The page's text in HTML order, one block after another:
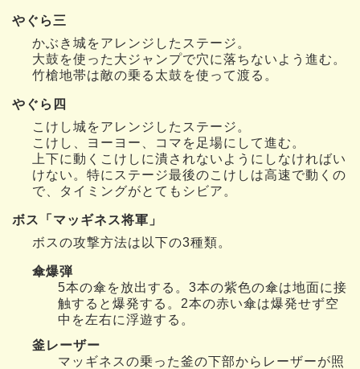
やぐら三
かぶき城をアレンジしたステージ。
大鼓を使った大ジャンプで穴に落ちないよう進む。
竹槍地帯は敵の乗る太鼓を使って渡る。
やぐら四
こけし城をアレンジしたステージ。
こけし、ヨーヨー、コマを足場にして進む。
上下に動くこけしに潰されないようにしなければい
けない。特にステージ最後のこけしは高速で動くの
で、タイミングがとてもシビア。
ボス「マッギネス将軍」
ボスの攻撃方法は以下の3種類。
傘爆弾
5本の傘を放出する。3本の紫色の傘は地面に接
触すると爆発する。2本の赤い傘は爆発せず空
中を左右に浮遊する。
釜レーザー
マッギネスの乗った釜の下部からレーザーが照